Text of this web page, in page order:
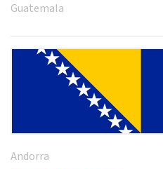
Guatemala
Andorra